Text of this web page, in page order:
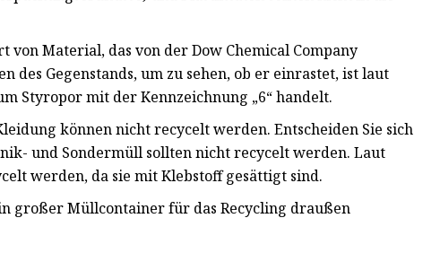
Material, das von der Dow Chemical Company
Gegenstands, um zu sehen, ob er einrastet, ist laut
Styropor mit der Kennzeichnung „6“ handelt.
können nicht recycelt werden. Entscheiden Sie sich
und Sondermüll sollten nicht recycelt werden. Laut
werden, da sie mit Klebstoff gesättigt sind.
großer Müllcontainer für das Recycling draußen